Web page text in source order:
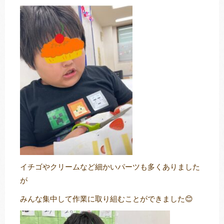
イチゴやクリームなど細かいパーツも多くありました
が
みんな集中して作業に取り組むことができました😊